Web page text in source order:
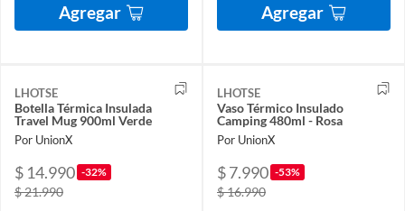
Agregar Agregar
LHOTSE
Botella Térmica Insulada
Travel Mug 900ml Verde
Por UnionX
$ 14.990 -32%
$ 21.990
LHOTSE
Vaso Térmico Insulado
Camping 480ml - Rosa
Por UnionX
$ 7.990 -53%
$ 16.990